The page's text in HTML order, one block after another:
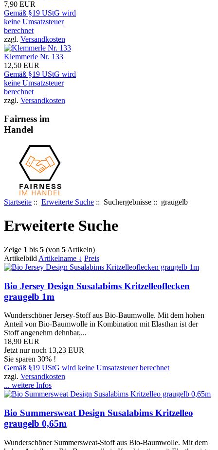
7,90 EUR
Gemäß §19 UStG wird
keine Umsatzsteuer
berechnet
zzgl. Versandkosten
Klemmerle Nr. 133
12,50 EUR
Gemäß §19 UStG wird
keine Umsatzsteuer
berechnet
zzgl. Versandkosten
Fairness im
Handel
Startseite :: Erweiterte Suche :: Suchergebnisse :: graugelb
Erweiterte Suche
Zeige 1 bis 5 (von 5 Artikeln)
Artikelbild Artikelname ↓ Preis
Bio Jersey Design Susalabims Kritzelleoflecken
graugelb 1m
Wunderschöner Jersey-Stoff aus Bio-Baumwolle. Mit dem hohen
Anteil von Bio-Baumwolle in Kombination mit Elasthan ist der
Stoff angenehm dehnbar,...
18,90 EUR
Jetzt nur noch 13,23 EUR
Sie sparen 30% !
Gemäß §19 UStG wird keine Umsatzsteuer berechnet
zzgl. Versandkosten
... weitere Infos
Bio Summersweat Design Susalabims Kritzelleo
graugelb 0,65m
Wunderschöner Summersweat-Stoff aus Bio-Baumwolle. Mit dem